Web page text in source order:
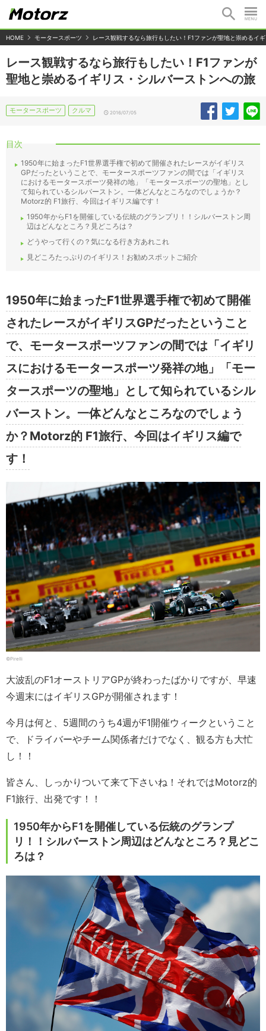
HOME モータースポーツ レース観戦するなら旅行もしたい！F1ファンが聖地と崇めるイ
レース観戦するなら旅行もしたい！F1ファンが
聖地と崇めるイギリス・シルバーストンへの旅
モータースポーツ クルマ 2016/07/05
目次
1950年に始まったF1世界選手権で初めて開催されたレースがイギリス
GPだったということで、モータースポーツファンの間では「イギリス
におけるモータースポーツ発祥の地」「モータースポーツの聖地」とし
て知られているシルバーストン。一体どんなところなのでしょうか？
Motorz的 F1旅行、今回はイギリス編です！
1950年からF1を開催している伝統のグランプリ！！シルバーストン周
辺はどんなところ？見どころは？
どうやって行くの？気になる行き方あれこれ
見どころたっぷりのイギリス！お勧めスポットご紹介
1950年に始まったF1世界選手権で初めて開催
されたレースがイギリスGPだったということ
で、モータースポーツファンの間では「イギリ
スにおけるモータースポーツ発祥の地」「モー
タースポーツの聖地」として知られているシル
バーストン。一体どんなところなのでしょう
か？Motorz的 F1旅行、今回はイギリス編で
す！
©Pirelli
大波乱のF1オーストリアGPが終わったばかりですが、早速
今週末にはイギリスGPが開催されます！
今月は何と、5週間のうち4週がF1開催ウィークということ
で、ドライバーやチーム関係者だけでなく、観る方も大忙
し！！
皆さん、しっかりついて来て下さいね！それではMotorz的
F1旅行、出発です！！
1950年からF1を開催している伝統のグランプ
リ！！シルバーストン周辺はどんなところ？見どこ
ろは？